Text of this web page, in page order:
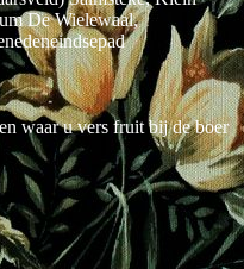
De Wielewaal,
waar u vers fruit bij de boer